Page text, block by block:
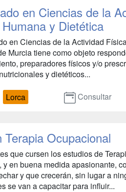
en Ciencias de la
y Dietética
en Ciencias de la Actividad
Murcia tiene como objeto
preparadores físicos y/o
y dietéticos...
Lorca Consultar
Terapia Ocupacional
que cursen los estudios de
y en buena medida apasionante,
y que crecerán, sin lugar a
se van a capacitar para influir...